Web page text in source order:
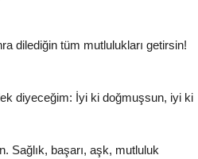
dilediğin tüm mutlulukları getirsin!
diyeceğim: İyi ki doğmuşsun, iyi ki
Sağlık, başarı, aşk, mutluluk